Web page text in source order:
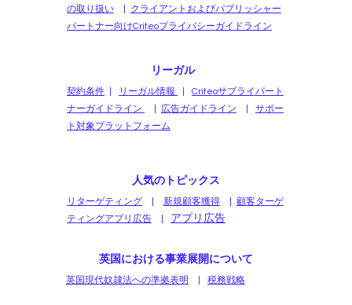
の取り扱い
クライアントおよびパブリッシャー
パートナー向けCriteoプライバシーガイドライン
リーガル
契約条件 リーガル情報
Criteoサプライパート
ナーガイドライン
広告ガイドライン
サポー
ト対象プラットフォーム
人気のトピックス
リターゲティング 新規顧客獲得
顧客ターゲ
ティングアプリ広告
アプリ広告
英国における事業展開について
英国現代奴隷法への準拠表明 税務戦略